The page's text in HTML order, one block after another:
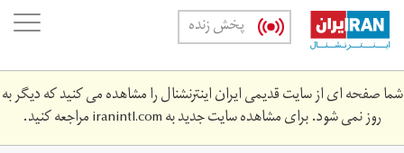
Skip
main
content
پخش زنده
شما صفحه ای از سایت قدیمی ایران اینترنشنال را مشاهده می کنید که دیگر به
روز نمی شود. برای مشاهده سایت جدید بهiranintl.comمراجعه کنید.